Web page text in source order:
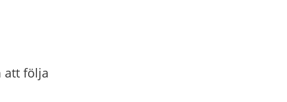
att följa